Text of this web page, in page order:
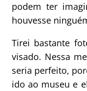
podem ter
houvesse
Tirei bastante
visado. Nessa
seria perfeito,
ido ao museu e